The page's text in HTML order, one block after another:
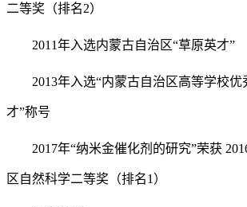
二等奖（排名2）
2011年入选内蒙古自治区“草原英才”
2013年入选“内蒙古自治区高等学校
才”称号
2017年“纳米金催化剂的研究”荣获
区自然科学二等奖（排名1）